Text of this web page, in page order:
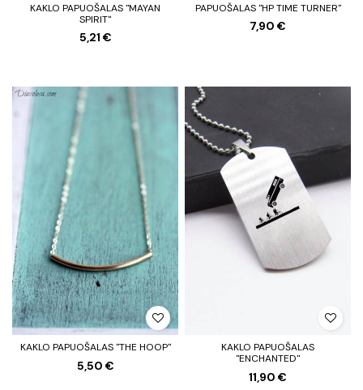
KAKLO PAPUOŠALAS "MAYAN
SPIRIT"
5,21 €
PAPUOŠALAS "HP TIME TURNER"
7,90 €
KAKLO PAPUOŠALAS "THE HOOP"
5,50 €
KAKLO PAPUOŠALAS
"ENCHANTED"
11,90 €